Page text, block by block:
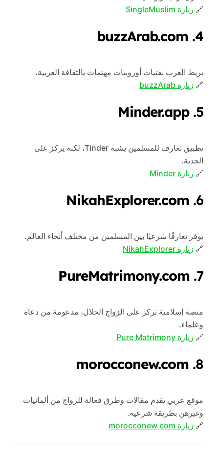
🔗 زيارة SingleMuslim
4.
buzzArab.com
يربط العرب بفتيات أوروبيات مهتمات بالثقافة العربية.
🔗 زيارة buzzArab
5.
Minder.app
تطبيق تعارف للمسلمين يشبه Tinder، لكنه يركز على
الجدية.
🔗 زيارة Minder
6.
NikahExplorer.com
يوفر تعارفًا شرعيًا بين المسلمين من مختلف أنحاء العالم.
🔗 زيارة NikahExplorer
7.
PureMatrimony.com
منصة إسلامية تركز على الزواج الحلال، مدعومة من دعاة
وعلماء.
🔗 زيارة Pure Matrimony
8.
morocconew.com
موقع عربي يقدم مقالات وطرق فعالة للزواج من ألمانيات
وغيرهن بطريقة شرعية.
🔗 زيارة morocconew.com